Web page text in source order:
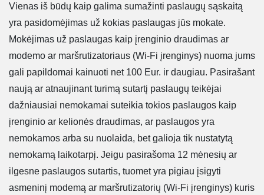
Vienas iš būdų kaip galima sumažinti paslaugų sąskaitą
yra pasidomėjimas už kokias paslaugas jūs mokate.
Mokėjimas už paslaugas kaip įrenginio draudimas ar
modemo ar maršrutizatoriaus (Wi-Fi įrenginys) nuoma jums
gali papildomai kainuoti net 100 Eur. ir daugiau. Pasirašant
naują ar atnaujinant turimą sutartį paslaugų teikėjai
dažniausiai nemokamai suteikia tokios paslaugos kaip
įrenginio ar kelionės draudimas, ar paslaugos yra
nemokamos arba su nuolaida, bet galioja tik nustatytą
nemokamą laikotarpį. Jeigu pasirašoma 12 mėnesių ar
ilgesne paslaugos sutartis, tuomet yra pigiau įsigyti
asmeninį modemą ar maršrutizatorių (Wi-Fi įrenginys) kuris